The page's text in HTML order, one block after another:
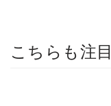
こちらも注目